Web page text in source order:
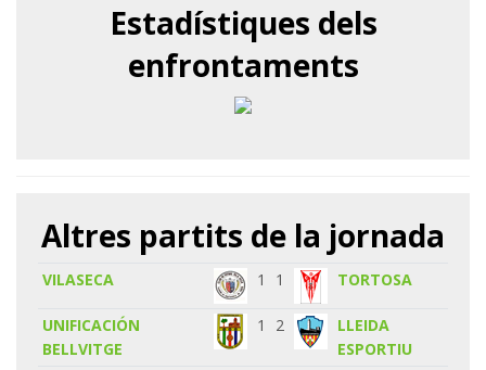
Estadístiques dels
enfrontaments
Altres partits de la jornada
VILASECA 1 1 TORTOSA
UNIFICACIÓN
BELLVITGE
1 2
LLEIDA
ESPORTIU